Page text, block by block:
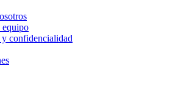
equipo
confidencialidad